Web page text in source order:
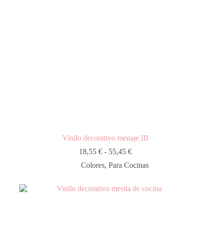
Vinilo decorativo menaje III
18,55 € - 55,45 €
Colores,Para Cocinas